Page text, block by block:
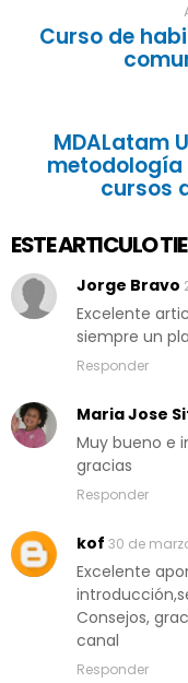
Curso de
MDALatam
metodología
cursos
ESTE ARTICULO
Jorge Bravo
Excelente
siempre un
Responder
Maria Jose
Muy bueno e
gracias
Responder
kof 30 de
Excelente
Consejos,
canal
Responder